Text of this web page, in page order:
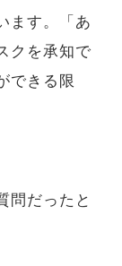
ます。「あ
クを承知で
できる限
問だったと